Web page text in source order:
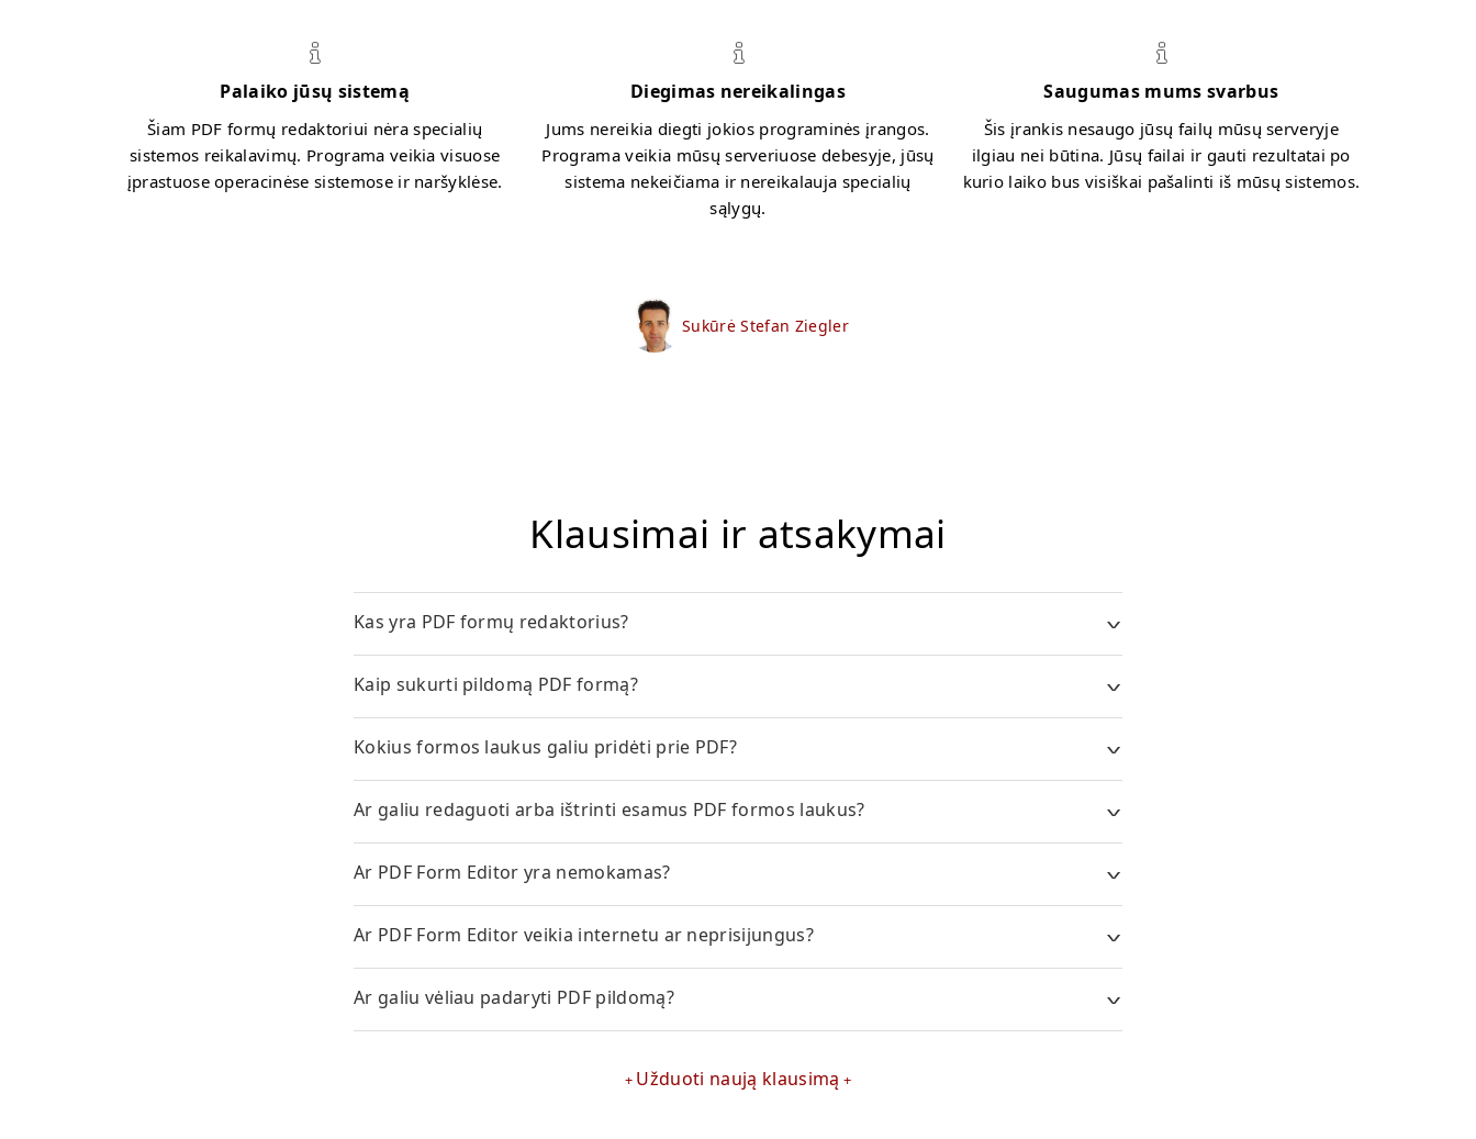
Palaiko jūsų sistemą
Šiam PDF formų redaktoriui nėra specialių
sistemos reikalavimų. Programa veikia visuose
įprastuose operacinėse sistemose ir naršyklėse.
Diegimas nereikalingas
Jums nereikia diegti jokios programinės įrangos.
Programa veikia mūsų serveriuose debesyje, jūsų
sistema nekeičiama ir nereikalauja specialių
sąlygų.
Saugumas mums svarbus
Šis įrankis nesaugo jūsų failų mūsų serveryje
ilgiau nei būtina. Jūsų failai ir gauti rezultatai po
kurio laiko bus visiškai pašalinti iš mūsų sistemos.
Sukūrė Stefan Ziegler
Klausimai ir atsakymai
Kas yra PDF formų redaktorius?
Kaip sukurti pildomą PDF formą?
Kokius formos laukus galiu pridėti prie PDF?
Ar galiu redaguoti arba ištrinti esamus PDF formos laukus?
Ar PDF Form Editor yra nemokamas?
Ar PDF Form Editor veikia internetu ar neprisijungus?
Ar galiu vėliau padaryti PDF pildomą?
Užduoti naują klausimą